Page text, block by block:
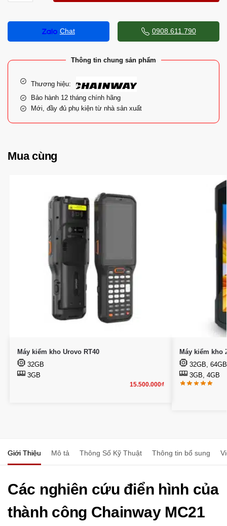
Chat 0908.611.790
Thông tin chung sản phẩm
Thương hiệu:
Bảo hành 12 tháng chính hãng
Mới, đầy đủ phụ kiện từ nhà sản xuất
Mua cùng
Máy kiểm kho Urovo RT40
32GB
3GB
15.500.000₫
Máy kiểm kho
32GB, 64GB
3GB, 4GB
Giới Thiệu Mô tả Thông Số Kỹ Thuật Thông tin bổ sung
Các nghiên cứu điển hình của
thành công Chainway MC21